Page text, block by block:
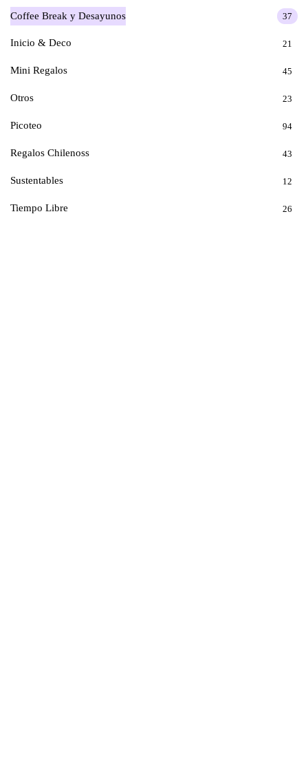
Coffee Break y Desayunos 37
Inicio & Deco 21
Mini Regalos 45
Otros 23
Picoteo 94
Regalos Chilenoss 43
Sustentables 12
Tiempo Libre 26